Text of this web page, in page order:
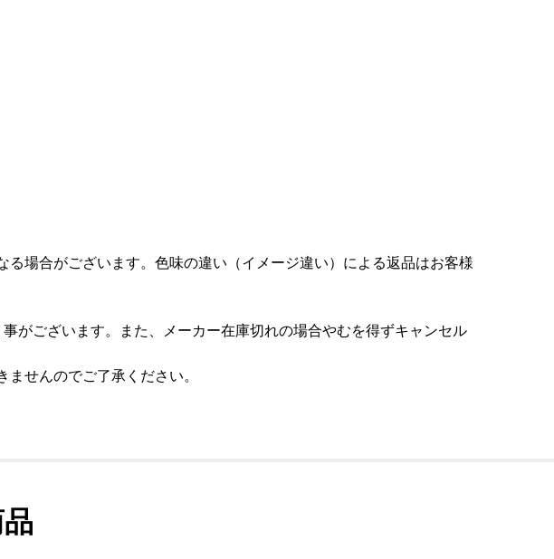
場合がございます。色味の違い（イメージ違い）による返品はお客様
がございます。また、メーカー在庫切れの場合やむを得ずキャンセル
せんのでご了承ください。